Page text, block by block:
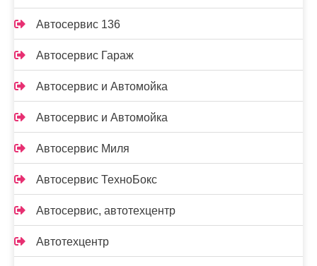
Автосервис 136
Автосервис Гараж
Автосервис и Автомойка
Автосервис и Автомойка
Автосервис Миля
Автосервис ТехноБокс
Автосервис, автотехцентр
Автотехцентр